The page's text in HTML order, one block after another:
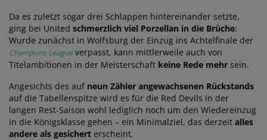
Da es zuletzt sogar drei Schlappen hintereinander setzte,
ging bei United schmerzlich viel Porzellan in die Brüche:
Wurde zunächst in Wolfsburg der Einzug ins Achtelfinale der
Champions League verpasst, kann mittlerweile auch von
Titelambitionen in der Meisterschaft keine Rede mehr sein.
Angesichts des auf neun Zähler angewachsenen Rückstands
auf die Tabellenspitze wird es für die Red Devils in der
langen Rest-Saison wohl lediglich noch um den Wiedereinzug
in die Königsklasse gehen – ein Minimalziel, das derzeit alles
andere als gesichert erscheint.